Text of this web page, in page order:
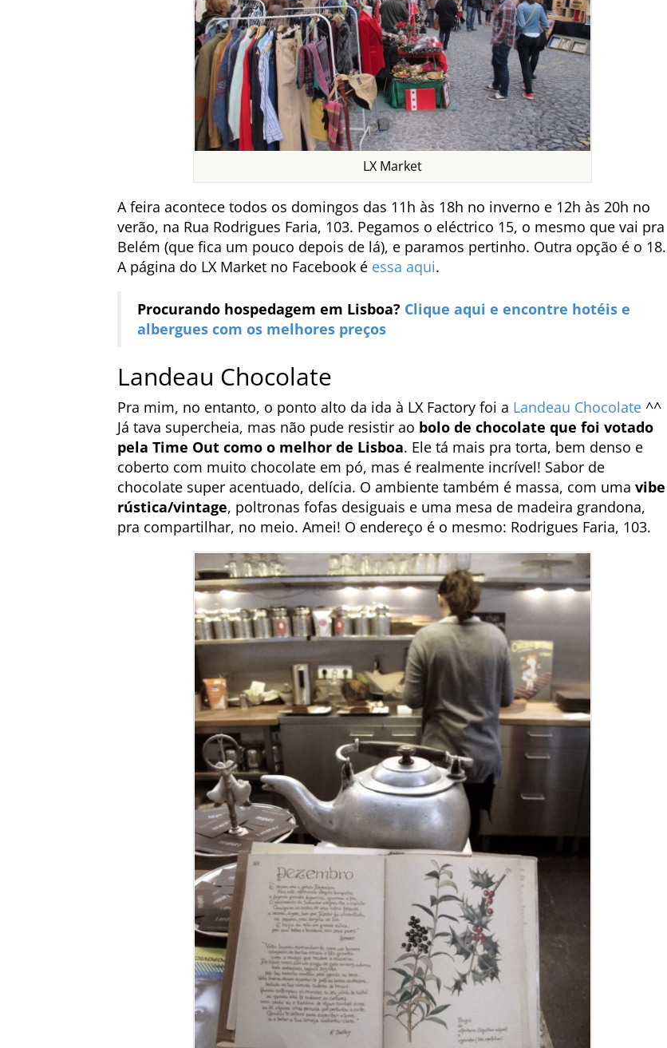
LX Market
A feira acontece todos os domingos das 11h às 18h no inverno e 12h às 20h no
verão, na Rua Rodrigues Faria, 103. Pegamos o eléctrico 15, o mesmo que vai pra
Belém (que fica um pouco depois de lá), e paramos pertinho. Outra opção é o 18.
A página do LX Market no Facebook é essa aqui.
Procurando hospedagem em Lisboa? Clique aqui e encontre hotéis e
albergues com os melhores preços
Landeau Chocolate
Pra mim, no entanto, o ponto alto da ida à LX Factory foi a Landeau Chocolate ^^
Já tava supercheia, mas não pude resistir ao bolo de chocolate que foi votado
pela Time Out como o melhor de Lisboa. Ele tá mais pra torta, bem denso e
coberto com muito chocolate em pó, mas é realmente incrível! Sabor de
chocolate super acentuado, delícia. O ambiente também é massa, com uma vibe
rústica/vintage, poltronas fofas desiguais e uma mesa de madeira grandona,
pra compartilhar, no meio. Amei! O endereço é o mesmo: Rodrigues Faria, 103.